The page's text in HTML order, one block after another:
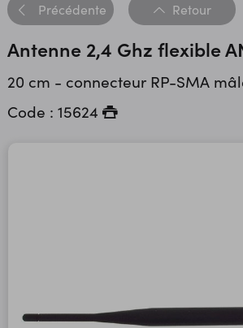
Précédente Retour
Antenne 2,4 Ghz flexible
20 cm - connecteur RP-SMA
Code : 15624